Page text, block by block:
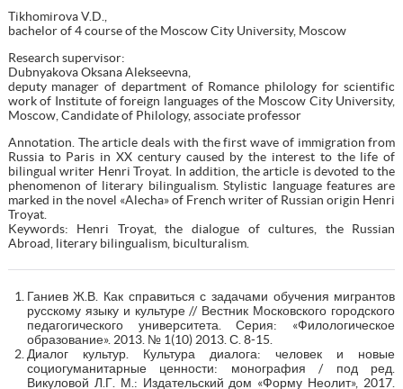
Tikhomirova V.D.,
bachelor of 4 course of the Moscow City University, Moscow
Research supervisor:
Dubnyakova Oksana Alekseevna,
deputy manager of department of Romance philology for scientific
work of Institute of foreign languages of the Moscow City University,
Moscow, Candidate of Philology, associate professor
Annotation. The article deals with the first wave of immigration from
Russia to Paris in XX century caused by the interest to the life of
bilingual writer Henri Troyat. In addition, the article is devoted to the
phenomenon of literary bilingualism. Stylistic language features are
marked in the novel «Alecha» of French writer of Russian origin Henri
Troyat.
Keywords: Henri Troyat, the dialogue of cultures, the Russian
Abroad, literary bilingualism, biculturalism.
Ганиев Ж.В. Как справиться с задачами обучения мигрантов
русскому языку и культуре // Вестник Московского городского
педагогического университета. Серия: «Филологическое
образование». 2013. № 1(10) 2013. С. 8-15.
Диалог культур. Культура диалога: человек и новые
социогуманитарные ценности: монография / под ред.
Викуловой Л.Г. М.: Издательский дом «Форму Неолит», 2017.